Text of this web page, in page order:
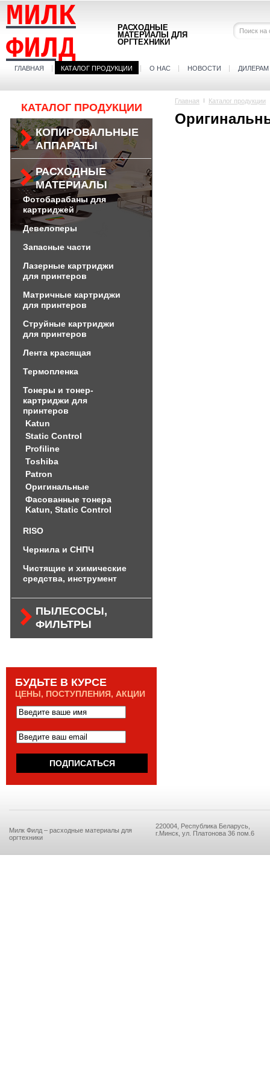
МИЛК
ФИЛД
РАСХОДНЫЕ
МАТЕРИАЛЫ ДЛЯ
ОРГТЕХНИКИ
ГЛАВНАЯ КАТАЛОГ ПРОДУКЦИИ О НАС НОВОСТИ ДИЛЕРАМ
КАТАЛОГ ПРОДУКЦИИ
КОПИРОВАЛЬНЫЕ
АППАРАТЫ
РАСХОДНЫЕ
МАТЕРИАЛЫ
Фотобарабаны для
картриджей
Девелоперы
Запасные части
Лазерные картриджи
для принтеров
Матричные картриджи
для принтеров
Струйные картриджи
для принтеров
Лента красящая
Термопленка
Тонеры и тонер-
картриджи для
принтеров
Katun
Static Control
Profiline
Toshiba
Patron
Оригинальные
Фасованные тонера
Katun, Static Control
RISO
Чернила и СНПЧ
Чистящие и химические
средства, инструмент
ПЫЛЕСОСЫ,
ФИЛЬТРЫ
БУДЬТЕ В КУРСЕ
ЦЕНЫ, ПОСТУПЛЕНИЯ, АКЦИИ
Главная Каталог продукции
Милк Филд – расходные материалы для
оргтехники
220004, Республика Беларусь,
г.Минск, ул. Платонова 36 пом.6